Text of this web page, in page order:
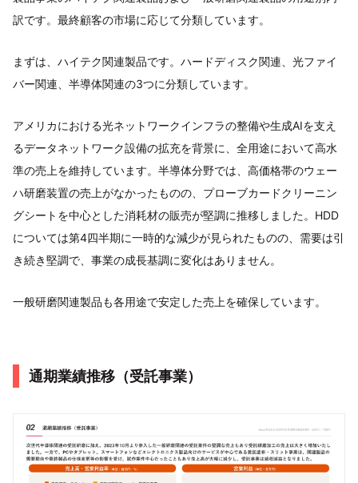
訳です。最終顧客の市場に応じて分類しています。
まずは、ハイテク関連製品です。ハードディスク関連、光ファイ
バー関連、半導体関連の3つに分類しています。
アメリカにおける光ネットワークインフラの整備や生成AIを支え
るデータネットワーク設備の拡充を背景に、全用途において高水
準の売上を維持しています。半導体分野では、高価格帯のウェー
ハ研磨装置の売上がなかったものの、プローブカードクリーニン
グシートを中心とした消耗材の販売が堅調に推移しました。HDD
については第4四半期に一時的な減少が見られたものの、需要は引
き続き堅調で、事業の成長基調に変化はありません。
一般研磨関連製品も各用途で安定した売上を確保しています。
通期業績推移（受託事業）